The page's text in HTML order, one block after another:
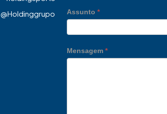
@Holdinggrupo
Assunto *
Mensagem *